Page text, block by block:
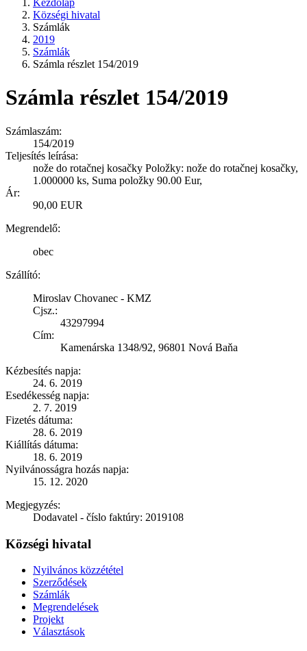
Kezdőlap
Községi hivatal
Számlák
2019
Számlák
Számla részlet 154/2019
Számla részlet 154/2019
Számlaszám:
154/2019
Teljesítés leírása:
nože do rotačnej kosačky Položky: nože do rotačnej kosačky,
1.000000 ks, Suma položky 90.00 Eur,
Ár:
90,00 EUR
Megrendelő:
obec
Szállító:
Miroslav Chovanec - KMZ
Cjsz.:
43297994
Cím:
Kamenárska 1348/92, 96801 Nová Baňa
Kézbesítés napja:
24. 6. 2019
Esedékesség napja:
2. 7. 2019
Fizetés dátuma:
28. 6. 2019
Kiállítás dátuma:
18. 6. 2019
Nyilvánosságra hozás napja:
15. 12. 2020
Megjegyzés:
Dodavatel - číslo faktúry: 2019108
Községi hivatal
Nyilvános közzététel
Szerződések
Számlák
Megrendelések
Projekt
Választások